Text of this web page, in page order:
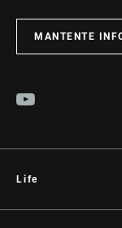
MANTENTE
Life